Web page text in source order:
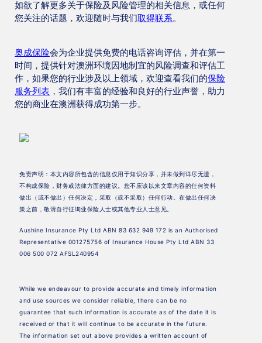
如欲了解更多关于保险及风险管理的相关信息，或任何
您关注的话题，欢迎随时与我们取得联系。
奥成保险会为企业提供免费的电话咨询评估，并在第一
时间，提供针对澳洲环境因地制宜的风险调查和评估工
作，如果您的行业涉及以上领域，欢迎查看我们的保险
服务列表 ，我们有丰富的经验和良好的行业声誉，助力
您的商业在澳洲获得成功第一步。
免责声明：本文内容所包含的信息仅用于知识分享， 并未做到详尽无遗 ，
不构成保险，财务或法律方面的建议。您不应该以来文章内容的任何资料
做出（或不做出）任何决定，采取（或不采取）任何行动。在做出任何决
策之前，敬请自行征询业保险人士或其他专业人士意见。
Aushine Insurance Pty Ltd ABN 83 632 949 172 is an Authorised
Representative 001275756 of Insurance House Pty Ltd ABN 33
006 500 072 AFSL240954
While we endeavour to provide accurate and timely information
and use sources we consider reliable, there can be no
guarantee that such information is accurate as of the date it is
received or that it will continue to be accurate in the future.
The information set out above provides a written account of